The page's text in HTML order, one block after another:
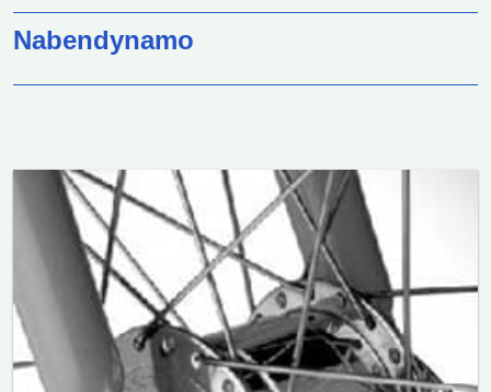
Nabendynamo